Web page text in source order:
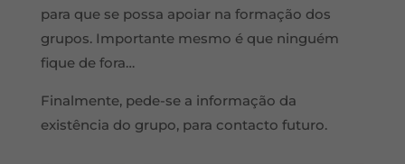
para que se possa apoiar na formação dos
grupos. Importante mesmo é que ninguém
fique de fora…
Finalmente, pede-se a informação da
existência do grupo, para contacto futuro.